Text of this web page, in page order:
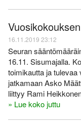
16.11.2019 23:12
Seuran
16.11. Sisumajalla.
toimikautta ja tulevaa
jatkamaan Asko
liittyy Rami
» Lue koko juttu